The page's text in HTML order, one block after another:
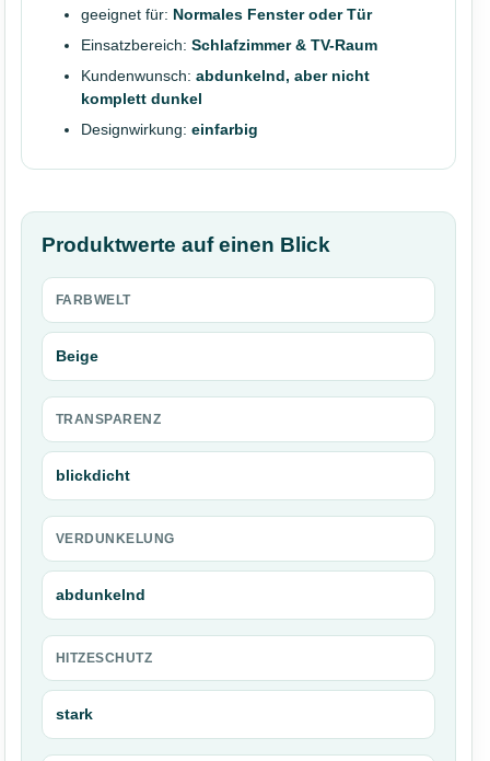
geeignet für: Normales Fenster oder Tür
Einsatzbereich: Schlafzimmer & TV-Raum
Kundenwunsch: abdunkelnd, aber nicht
komplett dunkel
Designwirkung: einfarbig
Produktwerte auf einen Blick
FARBWELT
Beige
TRANSPARENZ
blickdicht
VERDUNKELUNG
abdunkelnd
HITZESCHUTZ
stark